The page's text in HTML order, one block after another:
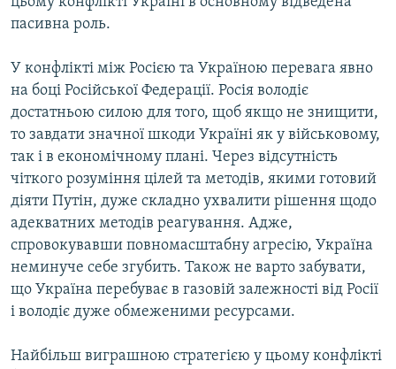
пасивна роль.
У конфлікті між Росією та Україною перевага явно
на боці Російської Федерації. Росія володіє
достатньою силою для того, щоб якщо не знищити,
то завдати значної шкоди Україні як у військовому,
так і в економічному плані. Через відсутність
чіткого розуміння цілей та методів, якими готовий
діяти Путін, дуже складно ухвалити рішення щодо
адекватних методів реагування. Адже,
спровокувавши повномасштабну агресію, Україна
неминуче себе згубить. Також не варто забувати,
що Україна перебуває в газовій залежності від Росії
і володіє дуже обмеженими ресурсами.
Найбільш виграшною стратегією у цьому конфлікті